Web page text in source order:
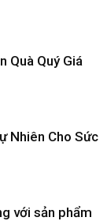
Quà Quý Giá
Nhiên Cho Sức
với sản phẩm